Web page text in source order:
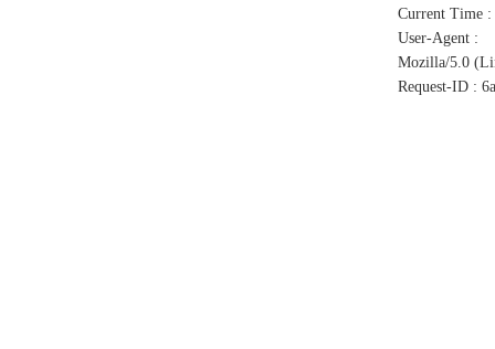
Current Time :
User-Agent :
Mozilla/5.0
Request-ID :